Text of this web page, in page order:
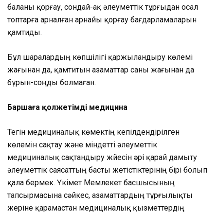
баланы қорғау, сондай-ақ әлеуметтік тұрғыдан осал
топтарға арналған арнайы қорғау бағдарламаларын
қамтиды.
Бұл шаралардың көпшілігі қаржыландыру көлемі
жағынан да, қамтитын азаматтар саны жағынан да
бұрын-соңды болмаған.
Баршаға қолжетімді медицина
Тегін медициналық көмектің кепілдендірілген
көлемін сақтау және міндетті әлеуметтік
медициналық сақтандыру жүйесін әрі қарай дамыту
әлеуметтік саясаттың басты жетістіктерінің бірі болып
қала бермек. Үкімет Мемлекет басшысының
тапсырмасына сәйкес, азаматтардың тұрғылықты
жеріне қарамастан медициналық қызметтердің